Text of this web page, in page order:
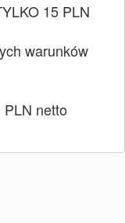
15 PLN
warunków
PLN netto